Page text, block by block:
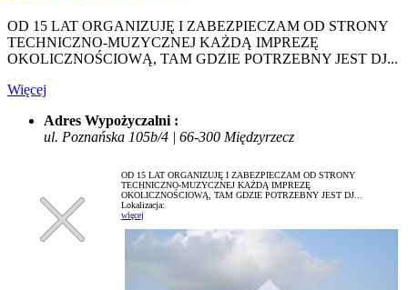
OD 15 LAT ORGANIZUJĘ I ZABEZPIECZAM OD STRONY
TECHNICZNO-MUZYCZNEJ KAŻDĄ IMPREZĘ
OKOLICZNOŚCIOWĄ, TAM GDZIE POTRZEBNY JEST DJ...
Więcej
Adres Wypożyczalni :
ul. Poznańska 105b/4 | 66-300 Międzyrzecz
OD 15 LAT ORGANIZUJĘ I ZABEZPIECZAM OD STRONY
TECHNICZNO-MUZYCZNEJ KAŻDĄ IMPREZĘ
OKOLICZNOŚCIOWĄ, TAM GDZIE POTRZEBNY JEST DJ...
Lokalizacja:
więcej